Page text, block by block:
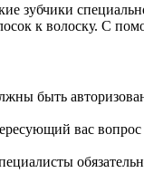
зубчики
к волоску. С
быть
вас вопрос